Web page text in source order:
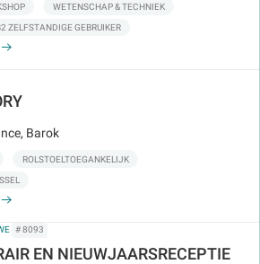
WETENSCHAP & TECHNIEK
ZELFSTANDIGE GEBRUIKER
Barok
ROLSTOELTOEGANKELIJK
# 8093
EN NIEUWJAARSRECEPTIE